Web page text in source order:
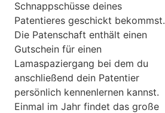
Schnappschüsse deines
Patentieres geschickt bekommst.
Die Patenschaft enthält einen
Gutschein für einen
Lamaspaziergang bei dem du
anschließend dein Patentier
persönlich kennenlernen kannst.
Einmal im Jahr findet das große